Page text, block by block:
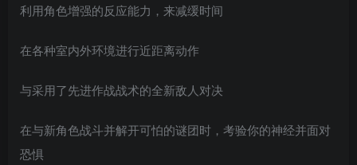
利用角色增强的反应能力，来减缓时间
在各种室内外环境进行近距离动作
与采用了先进作战战术的全新敌人对决
在与新角色战斗并解开可怕的谜团时，考验你的神经并面对
恐惧